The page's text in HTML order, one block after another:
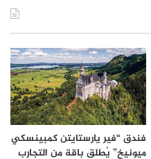
فندق “فير يارستايتن كمبينسكي
ميونيخ” يُطلق باقة من التجارب